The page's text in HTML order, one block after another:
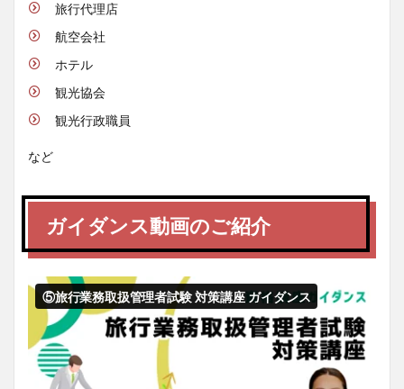
旅行代理店
航空会社
ホテル
観光協会
観光行政職員
など
ガイダンス動画のご紹介